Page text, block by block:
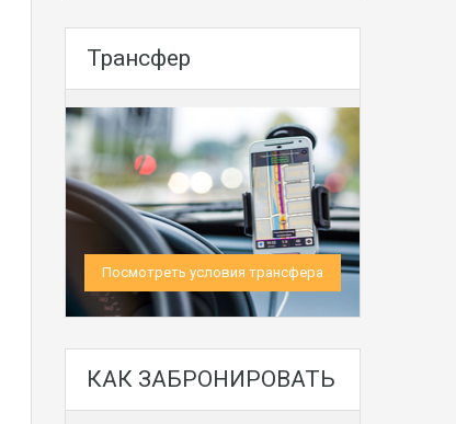
Трансфер
Посмотреть условия трансфера
КАК ЗАБРОНИРОВАТЬ